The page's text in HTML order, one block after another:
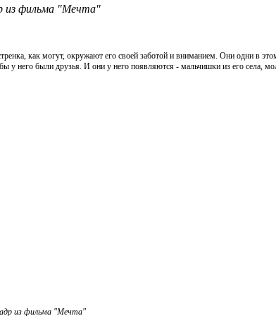
из фильма "Мечта"
как могут, окружают его своей заботой и вниманием. Они одни в
у него были друзья. И они у него появляются - мальчишки из его села,
из фильма "Мечта"